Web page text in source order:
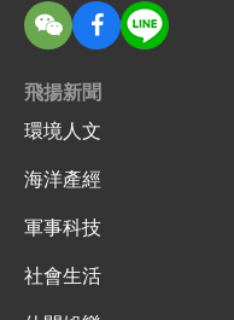
飛揚新聞
環境人文
海洋產經
軍事科技
社會生活